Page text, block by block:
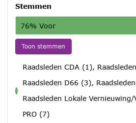
Stemmen
76% Voor
Toon stemmen
voor
Raadsleden CDA (1),
Raadsleden D66 (3),
Raadsleden Lokale
PRO (7)